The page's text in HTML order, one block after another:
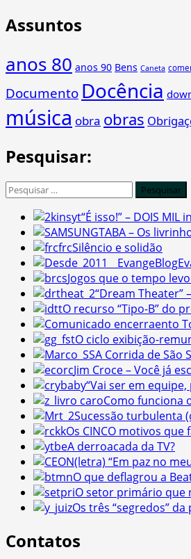
Assuntos
anos 80 anos 90 Bens Caneta
Documento Docência
música obra obras
Pesquisar:
Pesquisar
“É isso!” – DOIS MIL
TABA – Os
Silêncio e solidão
Jogos que o tempo
“Dream Theater”
O recurso “Tipo-B” do
O ciclo exibição-
A Corrida de São
Jim Croce – Você já
“Vai ser em equipe,
Como funciona
Sucessão turbulenta
Os CINCO motivos que
A derroacada da TV?
(letra) “Em paz no
O que deflagrou a
O setor primário que
Os três “segredos”
Contatos